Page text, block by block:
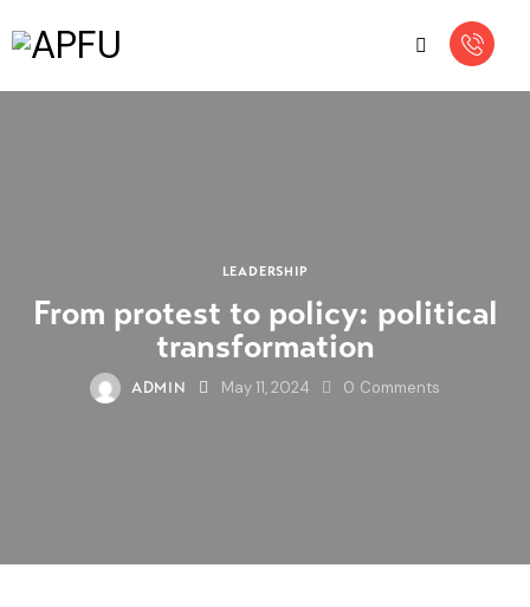
LEADERSHIP
From protest to policy: political
transformation
ADMIN May 11, 2024 0 Comments